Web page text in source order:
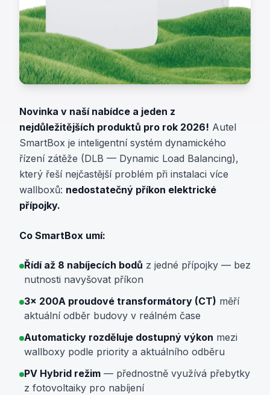
Novinka v naší nabídce a jeden z
nejdůležitějších produktů pro rok 2026! Autel
SmartBox je inteligentní systém dynamického
řízení zátěže (DLB — Dynamic Load Balancing),
který řeší nejčastější problém při instalaci více
wallboxů: nedostatečný příkon elektrické
přípojky.
Co SmartBox umí:
Řídí až 8 nabíjecích bodů z jedné přípojky — bez
nutnosti navyšovat příkon
3× 200A proudové transformátory (CT) měří
aktuální odběr budovy v reálném čase
Automaticky rozděluje dostupný výkon mezi
wallboxy podle priority a aktuálního odběru
PV Hybrid režim — přednostně využívá přebytky
z fotovoltaiky pro nabíjení